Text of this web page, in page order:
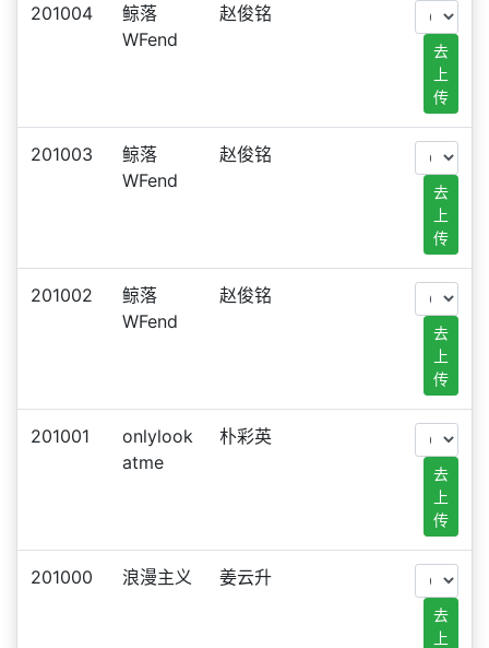
201004
鲸落
WFend
赵俊铭
去
上
传
201003
鲸落
WFend
赵俊铭
去
上
传
201002
鲸落
WFend
赵俊铭
去
上
传
201001
onlylook
atme
朴彩英
去
上
传
201000 浪漫主义 姜云升
去
上